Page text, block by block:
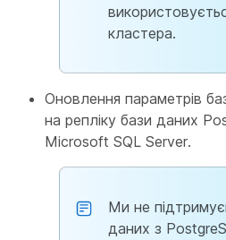
кластера.
Оновлення параметрів
на репліку бази даних
Microsoft SQL Server.
Ми не
даних з